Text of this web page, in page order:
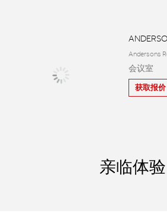
Andersons
会议室
获取报价
亲临体验